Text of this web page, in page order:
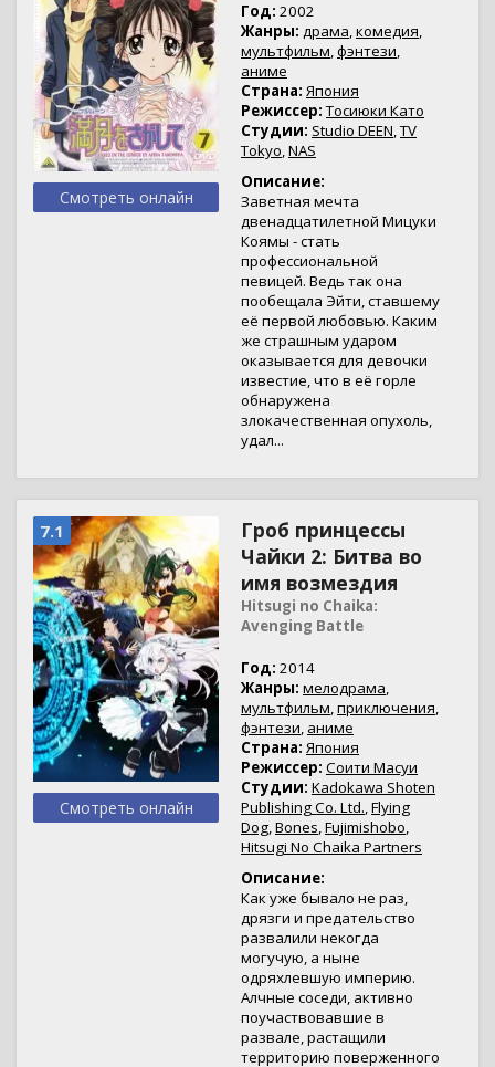
Смотреть онлайн
Год: 2002
Жанры: драма,комедия,
мультфильм,фэнтези,
аниме
Страна: Япония
Режиссер: Тосиюки Като
Студии: Studio DEEN,TV
Tokyo,NAS
Описание:
Заветная мечта
двенадцатилетной Мицуки
Коямы - стать
профессиональной
певицей. Ведь так она
пообещала Эйти, ставшему
её первой любовью. Каким
же страшным ударом
оказывается для девочки
известие, что в её горле
обнаружена
злокачественная опухоль,
удал...
7.1
Смотреть онлайн
Гроб принцессы
Чайки 2: Битва во
имя возмездия
Hitsugi no Chaika:
Avenging Battle
Год: 2014
Жанры: мелодрама,
мультфильм,приключения,
фэнтези, аниме
Страна: Япония
Режиссер: Соити Масуи
Студии: Kadokawa Shoten
Publishing Co. Ltd.,Flying
Dog,Bones,Fujimishobo,
Hitsugi No Chaika Partners
Описание:
Как уже бывало не раз,
дрязги и предательство
развалили некогда
могучую, а ныне
одряхлевшую империю.
Алчные соседи, активно
поучаствовавшие в
развале, растащили
территорию поверженного